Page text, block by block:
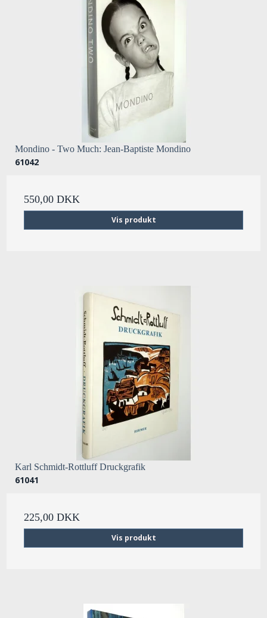
Mondino - Two Much: Jean-Baptiste Mondino
61042
550,00 DKK
Vis produkt
Karl Schmidt-Rottluff Druckgrafik
61041
225,00 DKK
Vis produkt